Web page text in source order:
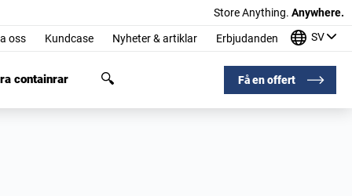
Store Anything. Anywhere.
oss Kundcase Nyheter & artiklar Erbjudanden SV
containrar Få en offert